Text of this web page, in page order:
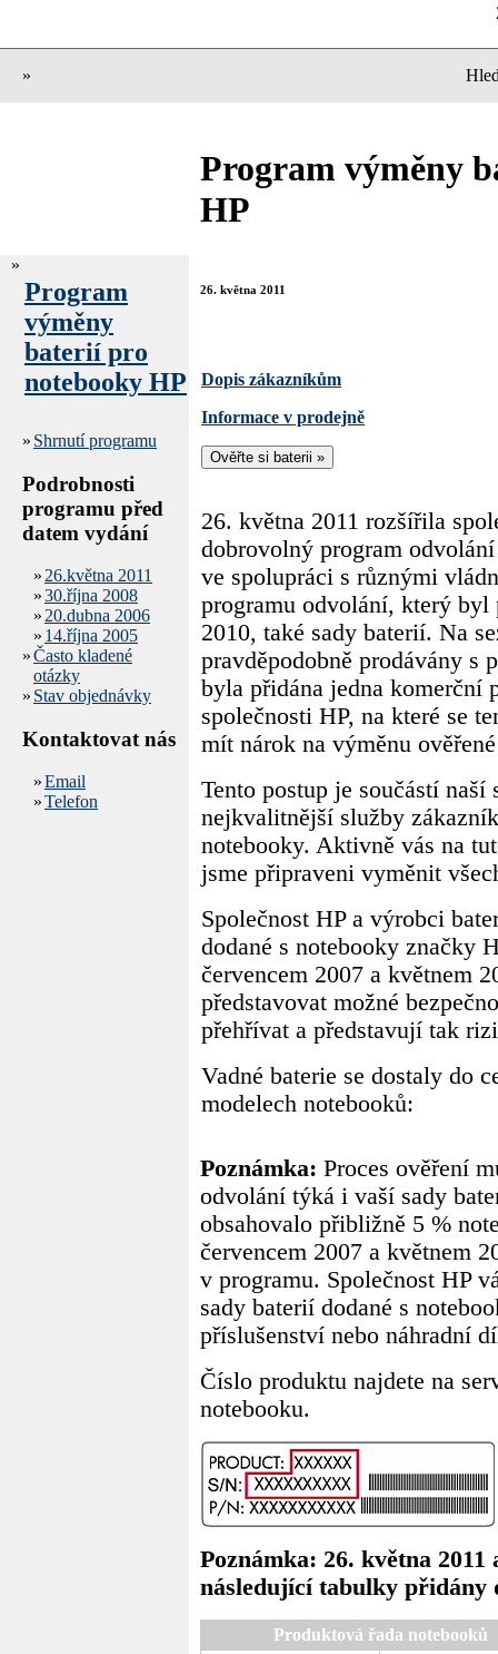
»
Program výměny
HP
»
Program
výměny
baterií pro
notebooky HP
» Shrnutí programu
Podrobnosti
programu před
datem vydání
» 26.května 2011
»30.října 2008
» 20.dubna 2006
» 14.října 2005
»Často kladené
otázky
» Stav objednávky
Kontaktovat nás
»Email
»Telefon
26. května 2011
Dopis zákazníkům
Informace v prodejně
26. května 2011 rozšířila
dobrovolný program
ve spolupráci s různými
programu odvolání, který byl
2010, také sady baterií. Na
pravděpodobně prodávány s
byla přidána jedna komerční
společnosti HP, na které se
mít nárok na výměnu
Tento postup je součástí
nejkvalitnější služby
notebooky. Aktivně vás na
jsme připraveni vyměnit
Společnost HP a výrobci
dodané s notebooky značky
červencem 2007 a květnem
představovat možné
přehřívat a představují tak
Vadné baterie se dostaly do
modelech notebooků:
Poznámka: Proces ověření
odvolání týká i vaší sady
obsahovalo přibližně 5 %
červencem 2007 a květnem
v programu. Společnost HP
sady baterií dodané s
příslušenství nebo náhradní
Číslo produktu najdete na
notebooku.
Poznámka: 26. května
následující tabulky přidány
Produktová řada notebooků